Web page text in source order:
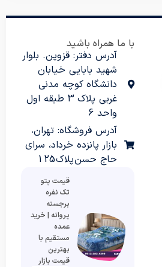
با ما همراه باشید
آدرس دفتر: قزوین. بلوار
شهید بابایی خیابان
دانشگاه کوچه مدنی
غربی پلاک 3 طبقه اول
واحد 6
آدرس فروشگاه: تهران،
بازار پانزده خرداد، سرای
حاج حسن پلاک 125
قیمت پتو
تک نفره
برجسته
پروانه | خرید
عمده
مستقیم با
بهترین
قیمت بازار